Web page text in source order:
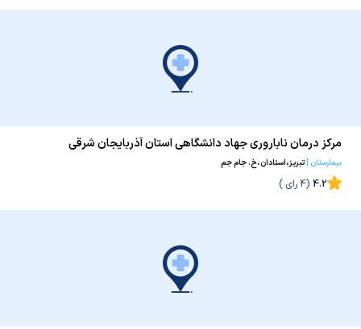
مرکز درمان ناباروری جهاد دانشگاهی استان آذربایجان شرقی
بیمارستان |تبریز،استادان،خ. جام جم
4.2
(
4رای )